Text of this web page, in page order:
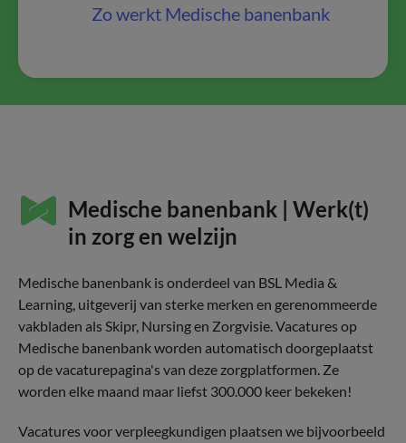
Zo werkt Medische banenbank
Medische banenbank | Werk(t)
in zorg en welzijn
Medische banenbank is onderdeel van BSL Media &
Learning, uitgeverij van sterke merken en gerenommeerde
vakbladen als Skipr, Nursing en Zorgvisie. Vacatures op
Medische banenbank worden automatisch doorgeplaatst
op de vacaturepagina's van deze zorgplatformen. Ze
worden elke maand maar liefst 300.000 keer bekeken!
Vacatures voor verpleegkundigen plaatsen we bijvoorbeeld